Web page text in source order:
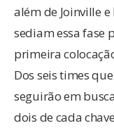
além de Joinville
sediam essa fase
primeira
Dos seis times
seguirão em
dois de cada